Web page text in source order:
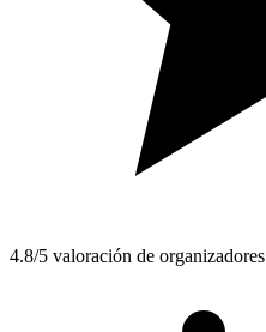
4.8/5 valoración de organizadores